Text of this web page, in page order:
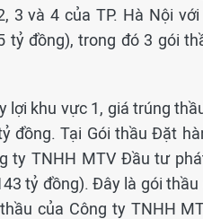
3 và 4 của TP. Hà Nội
tỷ đồng), trong đó 3 gói
khu vực 1, giá trúng
đồng. Tại Gói thầu Đặt
ty TNHH MTV Đầu tư
tỷ đồng). Đây là gói
của Công ty TNHH